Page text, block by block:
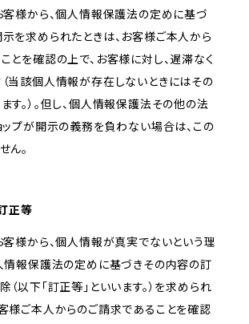
客様から、個人情報保護法の定めに基づ
を求められたときは、お客様ご本人から
とを確認の上で、お客様に対し、遅滞なく
当該個人情報が存在しないときにはその
す。）。但し、個人情報保護法その他の法
ップが開示の義務を負わない場合は、この
ん。
正等
客様から、個人情報が真実でないという理
情報保護法の定めに基づきその内容の訂
（以下「訂正等」といいます。）を求められ
様ご本人からのご請求であることを確認